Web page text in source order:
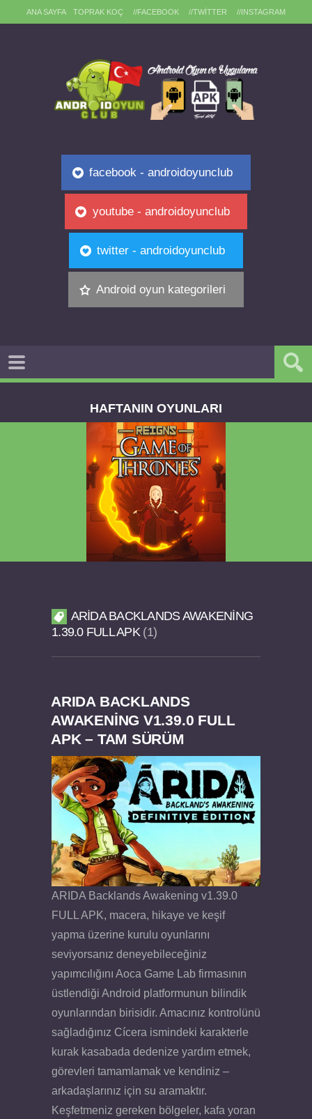
ANA SAYFA TOPRAK KOÇ //FACEBOOK //TWITTER //INSTAGRAM
facebook - androidoyunclub
youtube - androidoyunclub
twitter - androidoyunclub
Android oyun kategorileri
HAFTANIN OYUNLARI
Dream Road Multiplayer v1.4.2 PARA HİLELİ
APK
Felix the Reaper v1.25 FULL APK
ARIDA BACKLANDS AWAKENING
1.39.0 FULL APK 1
ARIDA BACKLANDS
AWAKENING V1.39.0 FULL
APK – TAM SÜRÜM
ARIDA Backlands Awakening v1.39.0
FULL APK, macera, hikaye ve keşif
yapma üzerine kurulu oyunlarını
seviyorsanız deneyebileceğiniz
yapımcılığını Aoca Game Lab firmasının
üstlendiği Android platformunun bilindik
oyunlarından birisidir. Amacınız kontrolünü
sağladığınız Cícera ismindeki karakterle
kurak kasabada dedenize yardım etmek,
görevleri tamamlamak ve kendiniz –
arkadaşlarınız için su aramaktır.
Keşfetmeniz gereken bölgeler, kafa yoran